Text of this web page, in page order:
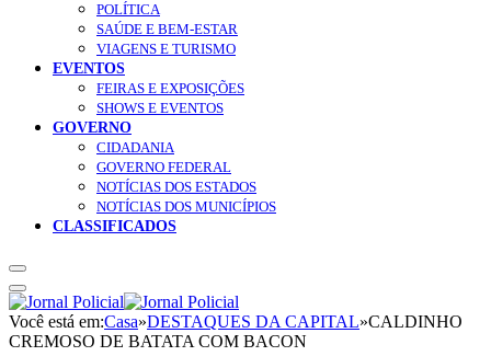
POLÍTICA
SAÚDE E BEM-ESTAR
VIAGENS E TURISMO
EVENTOS
FEIRAS E EXPOSIÇÕES
SHOWS E EVENTOS
GOVERNO
CIDADANIA
GOVERNO FEDERAL
NOTÍCIAS DOS ESTADOS
NOTÍCIAS DOS MUNICÍPIOS
CLASSIFICADOS
Você está em:Casa»DESTAQUES DA CAPITAL»CALDINHO
CREMOSO DE BATATA COM BACON